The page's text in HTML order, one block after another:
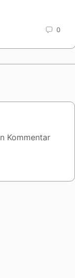
0
Kommentar